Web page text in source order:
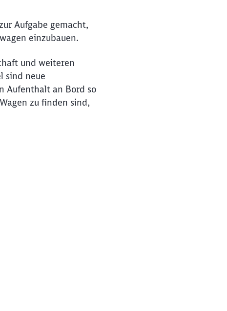
Aufgabe gemacht,
einzubauen.
und weiteren
sind neue
Aufenthalt an Bord so
zu finden sind,